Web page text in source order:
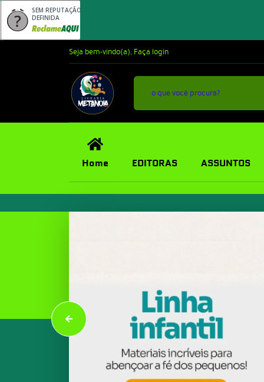
SEM REPUTAÇÃO
DEFINIDA
Seja bem-vindo(a), Faça login
Home EDITORAS ASSUNTOS